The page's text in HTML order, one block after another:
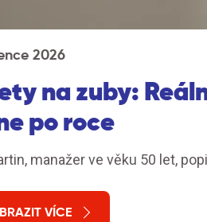
2026
na zuby:
po roce
manažer ve věku 50 let,
VÍCE